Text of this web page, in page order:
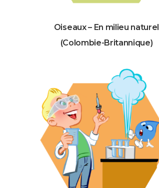
Oiseaux – En milieu naturel
(Colombie-Britannique)